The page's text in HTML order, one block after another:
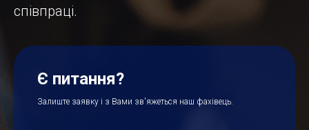
співпраці.
Є питання?
Залиште заявку і з Вами зв'яжеться наш фахівець.